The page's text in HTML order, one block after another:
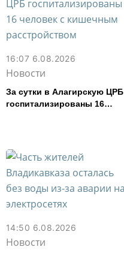
16:07 6.08.2026
Новости
За сутки в Алагирскую ЦРБ
госпитализированы 16
14:50 6.08.2026
Новости